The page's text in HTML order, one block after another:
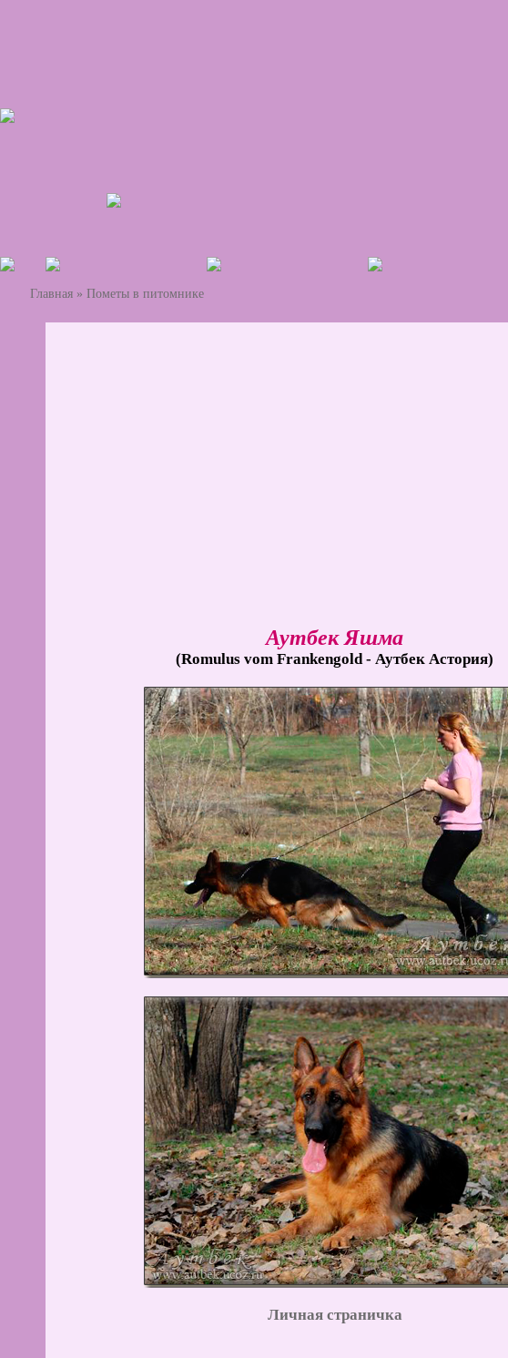
Главная » Пометы в питомнике
Аутбек Яшма
(Romulus vom Frankengold - Аутбек Астория)
Личная страничка